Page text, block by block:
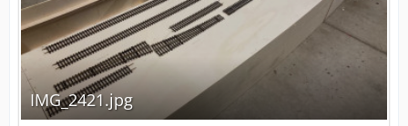
IMG_2421.jpg